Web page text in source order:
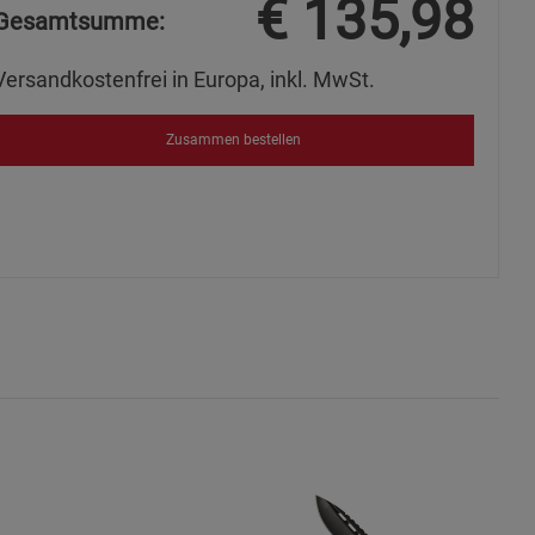
€ 135,98
in Europa, inkl. MwSt.
Zusammen bestellen